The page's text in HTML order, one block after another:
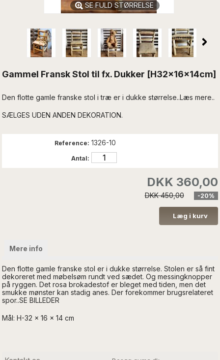
SE FULD STØRRELSE
Gammel Fransk Stol til fx. Dukker [H32x16x14cm]
Den flotte gamle franske stol i træ er i dukke størrelse..Læs mere..
SÆLGES UDEN ANDEN DEKORATION.
Reference: 1326-10
Antal:
DKK 360,00
-20%
DKK 450,00
Mere info
Den flotte gamle franske stol er i dukke størrelse. Stolen er så fint
dekoreret med møbelsøm rundt ved sædet. Og messingknopper
på ryggen. Det rosa brokadestof er bleget med tiden, men det
smukke mønster kan stadig anes. Der forekommer brugsrelateret
spor..SE BILLEDER
Mål: H-32 x 16 x 14 cm